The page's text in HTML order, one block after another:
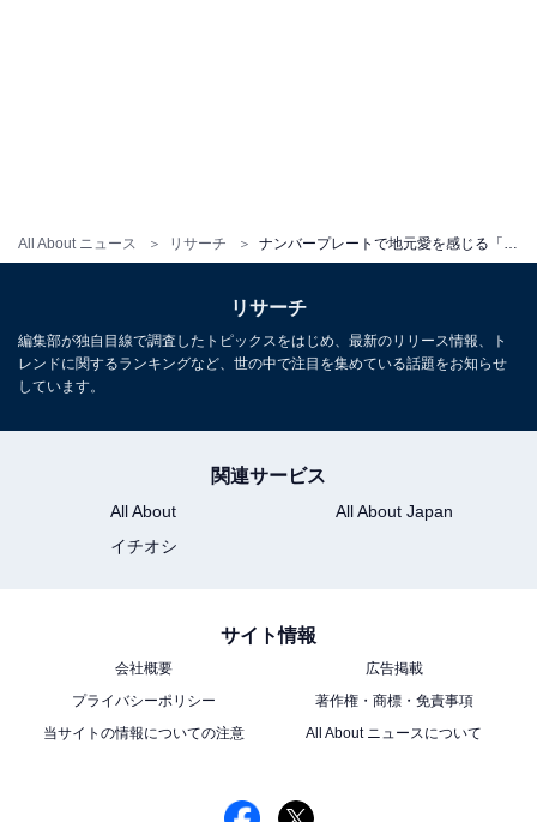
All About ニュース リサーチ
1 2
リサーチ
編集部が独自目線で調査したトピックスをはじめ、最新のリリース情報、ト
レンドに関するランキングなど、世の中で注目を集めている話題をお知らせ
しています。
関連サービス
All About
All About Japan
イチオシ
サイト情報
会社概要
広告掲載
プライバシーポリシー
著作権・商標・免責事項
当サイトの情報についての注意
All About ニュースについて